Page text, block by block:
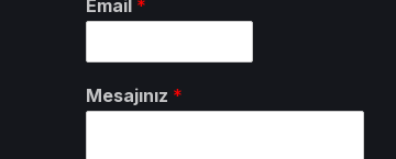
Email *
Mesajınız *